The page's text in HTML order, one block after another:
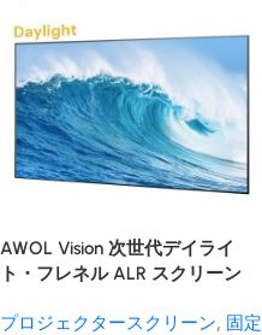
AWOL Vision 次世代デイライ
ト・フレネル ALR スクリーン
プロジェクタースクリーン, 固定